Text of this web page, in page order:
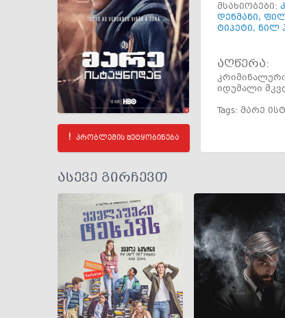
პრობლემის შეტყობინება
მსახიობები:
დენმანი,
ტიპეტი, ნილ
აღწერა:
იდუმალი
Tags: მარე
ასევე გირჩევთ